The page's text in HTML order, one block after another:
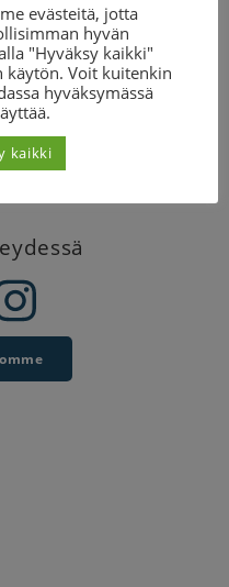
evästeitä, jotta
hyvän
"Hyväksy kaikki"
käytön. Voit kuitenkin
hyväksymässä
kaikki